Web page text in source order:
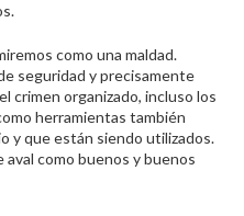
como una maldad.
seguridad y precisamente
crimen organizado, incluso los
herramientas también
y que están siendo utilizados.
como buenos y buenos